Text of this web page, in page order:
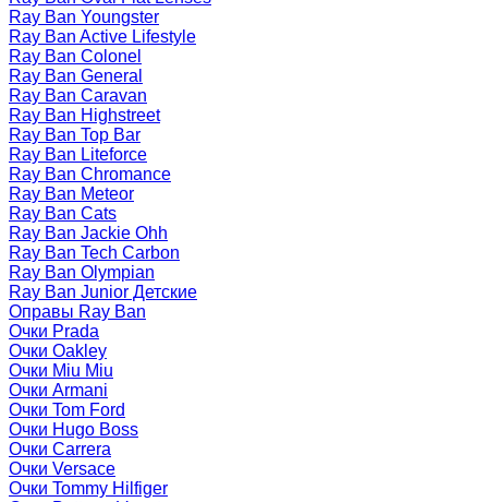
Ray Ban Youngster
Ray Ban Active Lifestyle
Ray Ban Colonel
Ray Ban General
Ray Ban Caravan
Ray Ban Highstreet
Ray Ban Top Bar
Ray Ban Liteforce
Ray Ban Chromance
Ray Ban Meteor
Ray Ban Cats
Ray Ban Jackie Ohh
Ray Ban Tech Carbon
Ray Ban Olympian
Ray Ban Junior Детские
Оправы Ray Ban
Очки Prada
Очки Oakley
Очки Miu Miu
Очки Armani
Очки Tom Ford
Очки Hugo Boss
Очки Carrera
Очки Versace
Очки Tommy Hilfiger